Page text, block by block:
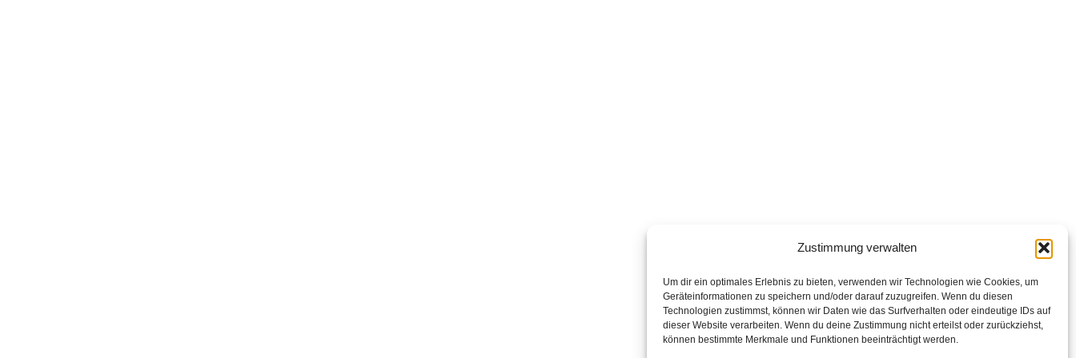
Zustimmung verwalten
Um dir ein optimales Erlebnis zu bieten, verwenden wir Technologien wie Cookies, um
Geräteinformationen zu speichern und/oder darauf zuzugreifen. Wenn du diesen
Technologien zustimmst, können wir Daten wie das Surfverhalten oder eindeutige IDs auf
dieser Website verarbeiten. Wenn du deine Zustimmung nicht erteilst oder zurückziehst,
können bestimmte Merkmale und Funktionen beeinträchtigt werden.